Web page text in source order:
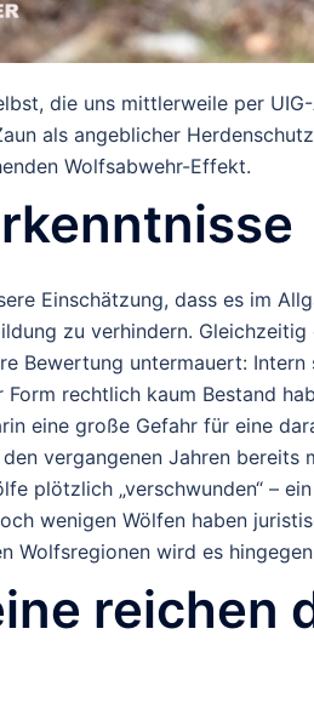
, die uns mittlerweile per
als angeblicher
Wolfsabwehr-Effekt.
Einschätzung, dass es im
zu verhindern. Gleichzeitig
Bewertung untermauert:
rechtlich kaum Bestand
eine große Gefahr für eine
vergangenen Jahren bereits
plötzlich „verschwunden“ –
wenigen Wölfen haben
Wolfsregionen wird es
reichen